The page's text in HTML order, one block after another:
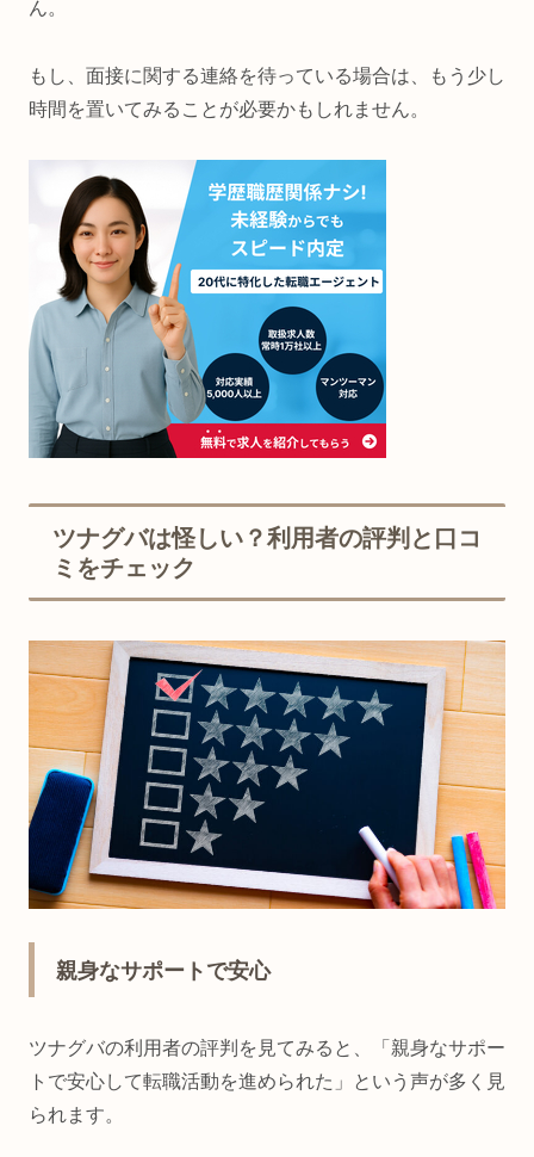
ん。
もし、面接に関する連絡を待っている場合は、もう少し
時間を置いてみることが必要かもしれません。
ツナグバは怪しい？利用者の評判と口コ
ミをチェック
親身なサポートで安心
ツナグバの利用者の評判を見てみると、「親身なサポー
トで安心して転職活動を進められた」という声が多く見
られます。